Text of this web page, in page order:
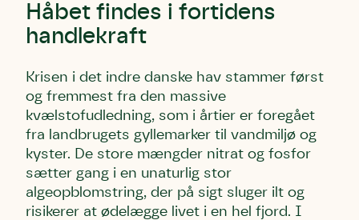
Håbet findes i fortidens
handlekraft
Krisen i det indre danske hav stammer først
og fremmest fra den massive
kvælstofudledning, som i årtier er foregået
fra landbrugets gyllemarker til vandmiljø og
kyster. De store mængder nitrat og fosfor
sætter gang i en unaturlig stor
algeopblomstring, der på sigt sluger ilt og
risikerer at ødelægge livet i en hel fjord. I